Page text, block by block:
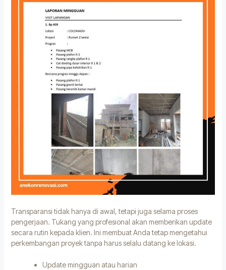
Transparansi tidak hanya di awal, tetapi juga selama proses
pengerjaan. Tukang yang profesional akan memberikan update
secara rutin kepada klien. Ini membuat Anda tetap mengetahui
perkembangan proyek tanpa harus selalu datang ke lokasi.
Update mingguan atau harian